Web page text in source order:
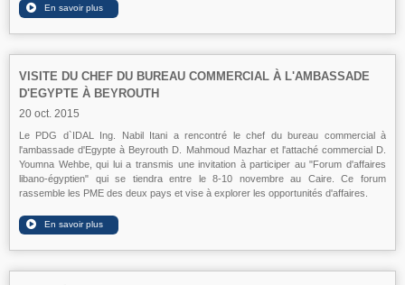
VISITE DU CHEF DU BUREAU COMMERCIAL À L'AMBASSADE
D'EGYPTE À BEYROUTH
20 oct. 2015
Le PDG d`IDAL Ing. Nabil Itani a rencontré le chef du bureau commercial à
l'ambassade d'Egypte à Beyrouth D. Mahmoud Mazhar et l'attaché commercial D.
Youmna Wehbe, qui lui a transmis une invitation à participer au "Forum d'affaires
libano-égyptien" qui se tiendra entre le 8-10 novembre au Caire. Ce forum
rassemble les PME des deux pays et vise à explorer les opportunités d'affaires.